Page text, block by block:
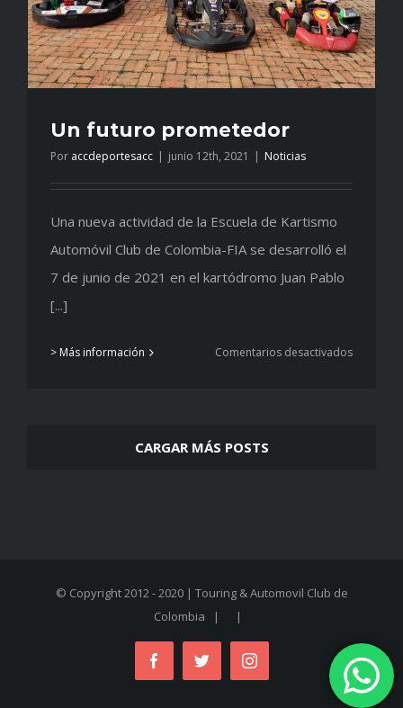
Un futuro prometedor
Por accdeportesacc | junio 12th, 2021 | Noticias
Una nueva actividad de la Escuela de Kartismo
Automóvil Club de Colombia-FIA se desarrolló el
7 de junio de 2021 en el kartódromo Juan Pablo
[...]
> Más información Comentarios desactivadosen
CARGAR MÁS POSTS
© Copyright 2012 - 2020 | Touring & Automovil Club de
Colombia | |
FacebookTwitterInstagram